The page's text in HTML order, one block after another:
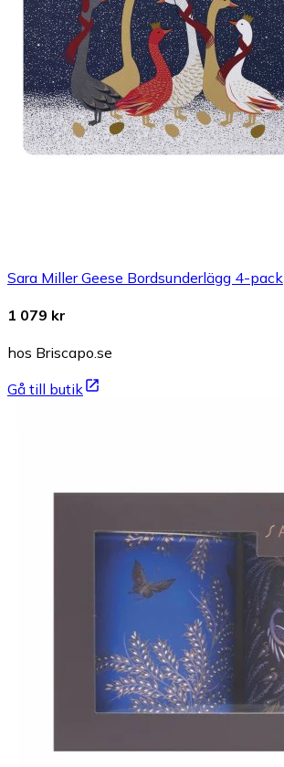
Sara Miller Geese Bordsunderlägg 4-pack
1 079 kr
hos Briscapo.se
Gå till butik